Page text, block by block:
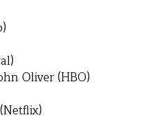
Oliver (HBO)